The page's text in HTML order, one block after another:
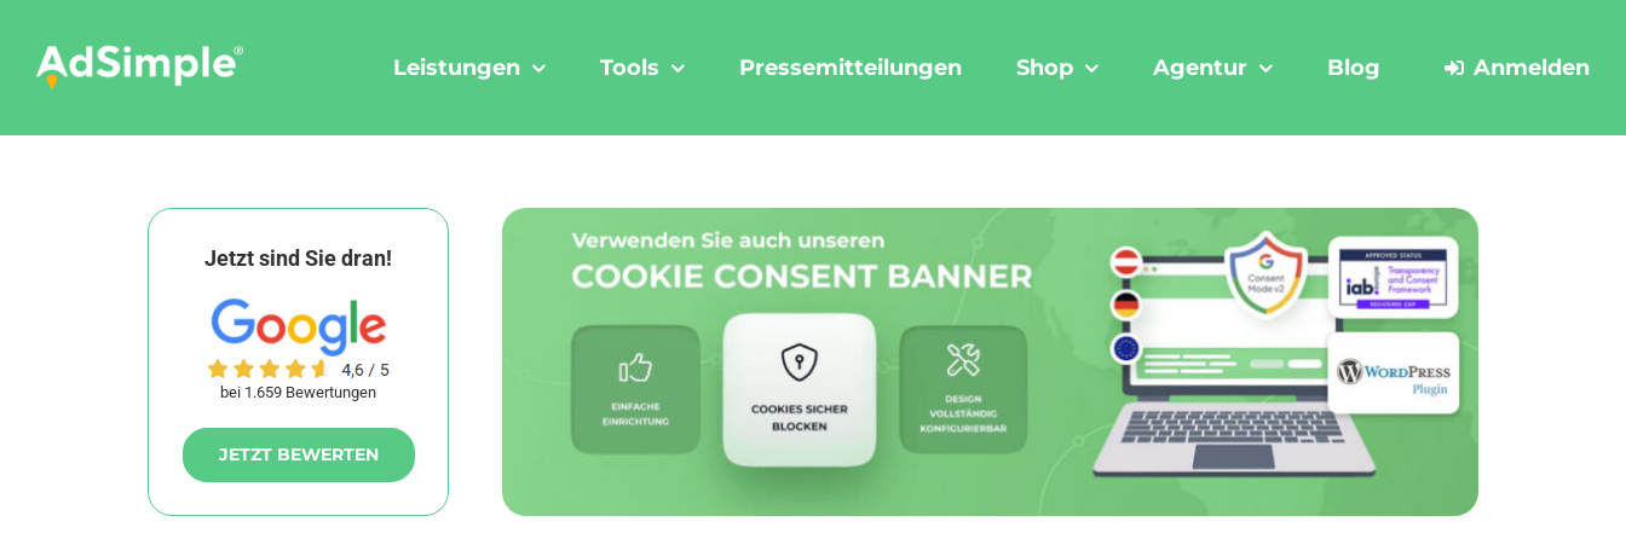
content
Leistungen Tools Pressemitteilungen Shop Agentur Blog Anmelden
Jetzt sind Sie dran!
bei 1.659 Bewertungen
JETZT BEWERTEN